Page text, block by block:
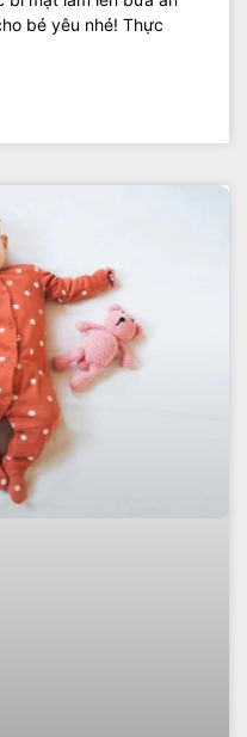
bé yêu nhé! Thực